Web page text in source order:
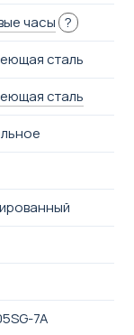
часы ?
сталь
сталь
7A